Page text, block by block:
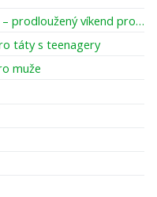
2025-05-09 Biblické židovské tance – prodloužený víkend pro ženy
táty s teenagery
muže